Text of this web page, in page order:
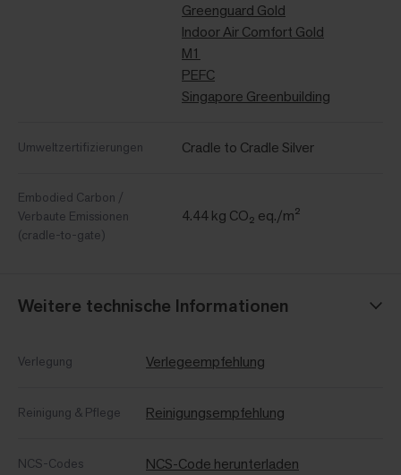
Greenguard Gold
Indoor Air Comfort Gold
M1
PEFC
Singapore Greenbuilding
Umweltzertifizierungen Cradle to Cradle Silver
Embodied Carbon /
Verbaute Emissionen
(cradle-to-gate)
4.44 kg CO₂ eq./m²
Weitere technische Informationen
Verlegung Verlegeempfehlung
Reinigung & Pflege Reinigungsempfehlung
NCS-Codes NCS-Code herunterladen